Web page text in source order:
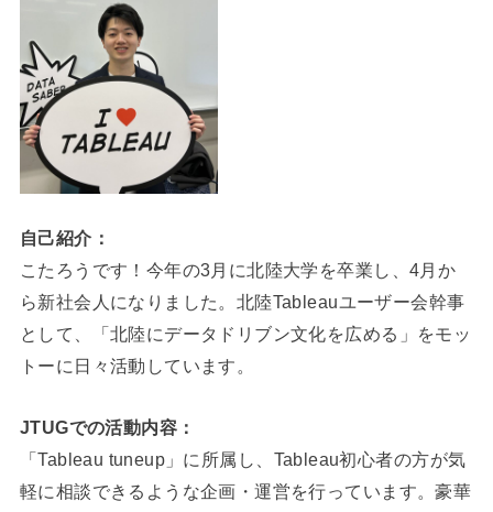
自己紹介：
こたろうです！今年の3月に北陸大学を卒業し、4月か
ら新社会人になりました。北陸Tableauユーザー会幹事
として、「北陸にデータドリブン文化を広める」をモッ
トーに日々活動しています。
JTUGでの活動内容：
「Tableau tuneup」に所属し、Tableau初心者の方が気
軽に相談できるような企画・運営を行っています。豪華